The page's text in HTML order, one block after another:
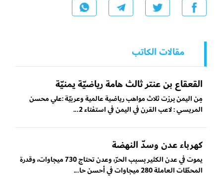
مقالات الكاتب
القعقاع بن عنتر ثالث هامة رياضيّة يمنيّة
مِن اليمن برزت ثلاث مواهب رياضية عالمية وعربيّة :علي محسن
المريسي : لاعب القرن في اليمن في استفتاء 2...
كهرباء عدن وسدّ النهضة
يموت في عدن الكثير بسبب الحرّ، وعدن تحتاج 730 ميجاوات، وقدرة
المحطّات العاملة 280 ميجاوات في أحسن حا...